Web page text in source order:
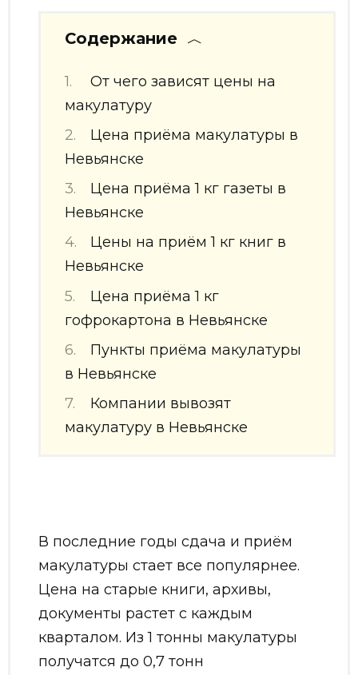
Содержание
От чего зависят цены на
макулатуру
Цена приёма макулатуры в
Невьянске
Цена приёма 1 кг газеты в
Невьянске
Цены на приём 1 кг книг в
Невьянске
Цена приёма 1 кг
гофрокартона в Невьянске
Пункты приёма макулатуры
в Невьянске
Компании вывозят
макулатуру в Невьянске
В последние годы сдача и приём
макулатуры стает все популярнее.
Цена на старые книги, архивы,
документы растет с каждым
кварталом. Из 1 тонны макулатуры
получатся до 0,7 тонн